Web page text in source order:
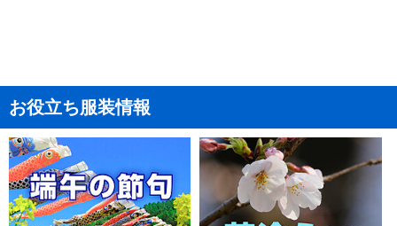
お役立ち服装情報